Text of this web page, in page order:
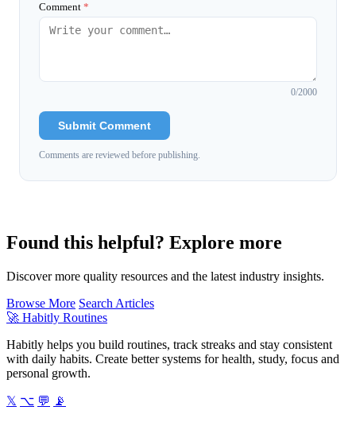
Comment *
0/2000
Submit Comment
Comments are reviewed before publishing.
Found this helpful? Explore more
Discover more quality resources and the latest industry insights.
Browse More Search Articles
🚀 Habitly Routines
Habitly helps you build routines, track streaks and stay consistent
with daily habits. Create better systems for health, study, focus and
personal growth.
𝕏 ⌥ 💬 📡